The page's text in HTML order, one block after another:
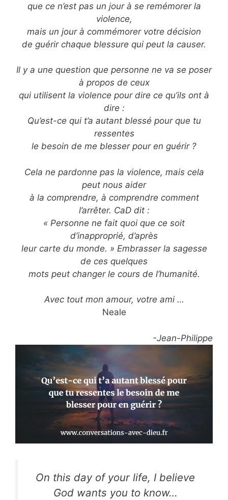
que ce n’est pas un jour à se remémorer la
violence,
mais un jour à commémorer votre décision
de guérir chaque blessure qui peut la causer.
Il y a une question que personne ne va se poser
à propos de ceux
qui utilisent la violence pour dire ce qu’ils ont à
dire :
Qu’est-ce qui t’a autant blessé pour que tu
ressentes
le besoin de me blesser pour en guérir ?
Cela ne pardonne pas la violence, mais cela
peut nous aider
à la comprendre, à comprendre comment
l’arrêter. CaD dit :
« Personne ne fait quoi que ce soit
d’inapproprié, d’après
leur carte du monde. » Embrasser la sagesse
de ces quelques
mots peut changer le cours de l’humanité.
Avec tout mon amour, votre ami …
Neale
-Jean-Philippe
On this day of your life, I believe
God wants you to know…